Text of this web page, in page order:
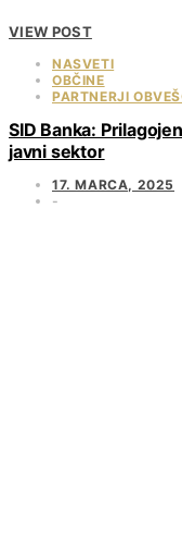
VIEW POST
NASVETI
OBČINE
PARTNERJI
SID Banka:
javni sektor
17. MARCA, 2025